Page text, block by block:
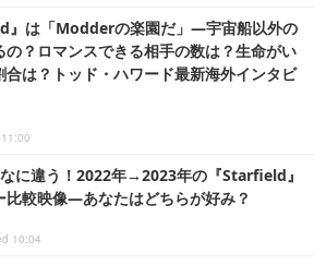
』は「Modderの楽園だ」―宇宙船以外の
の？ロマンスできる相手の数は？生命がい
合は？トッド・ハワード最新海外インタビ
に違う！2022年→2023年の『Starfield』
比較映像―あなたはどちらが好み？
10:04